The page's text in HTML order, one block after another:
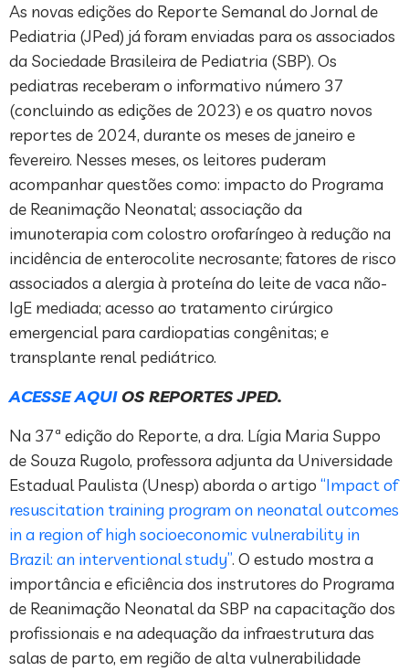
As novas edições do Reporte Semanal do Jornal de
Pediatria (JPed) já foram enviadas para os associados
da Sociedade Brasileira de Pediatria (SBP). Os
pediatras receberam o informativo número 37
(concluindo as edições de 2023) e os quatro novos
reportes de 2024, durante os meses de janeiro e
fevereiro. Nesses meses, os leitores puderam
acompanhar questões como: impacto do Programa
de Reanimação Neonatal; associação da
imunoterapia com colostro orofaríngeo à redução na
incidência de enterocolite necrosante; fatores de risco
associados a alergia à proteína do leite de vaca não-
IgE mediada; acesso ao tratamento cirúrgico
emergencial para cardiopatias congênitas; e
transplante renal pediátrico.
ACESSE AQUIOS REPORTES JPED.
Na 37ª edição do Reporte, a dra. Lígia Maria Suppo
de Souza Rugolo, professora adjunta da Universidade
Estadual Paulista (Unesp) aborda o artigo “Impact of
resuscitation training program on neonatal outcomes
in a region of high socioeconomic vulnerability in
Brazil: an interventional study”. O estudo mostra a
importância e eficiência dos instrutores do Programa
de Reanimação Neonatal da SBP na capacitação dos
profissionais e na adequação da infraestrutura das
salas de parto, em região de alta vulnerabilidade